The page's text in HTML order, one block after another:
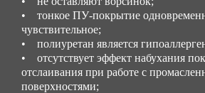
• тонкое ПУ-покрытие
чувствительное;
• полиуретан является
• отсутствует эффект набухания
отслаивания при работе с
поверхностями;